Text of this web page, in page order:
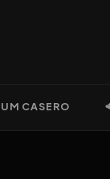
CASERO